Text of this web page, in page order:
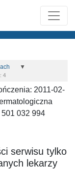
▼
4
2011-02-
032 994
serwisu tylko
lekarzy